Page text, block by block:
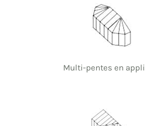
Multi-pentes en